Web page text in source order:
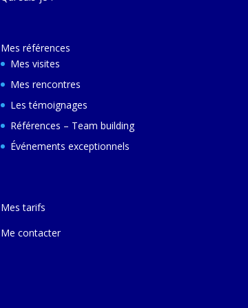
Mes références
Mes visites
Mes rencontres
Les témoignages
Références – Team building
Événements exceptionnels
Mes tarifs
Me contacter